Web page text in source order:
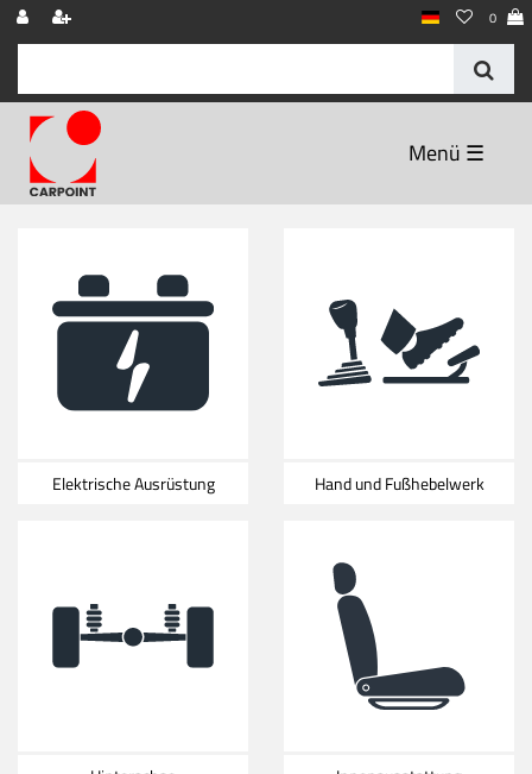
0
☰
Elektrische Ausrüstung Hand und Fußhebelwerk